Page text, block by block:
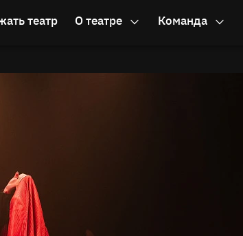
театр О театре Команда